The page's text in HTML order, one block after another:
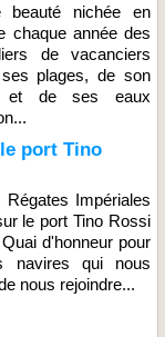
nichée en
chaque année des
de vacanciers
plages, de son
et de ses eaux
port Tino
Impériales
le port Tino Rossi
d'honneur pour
navires qui nous
nous rejoindre...